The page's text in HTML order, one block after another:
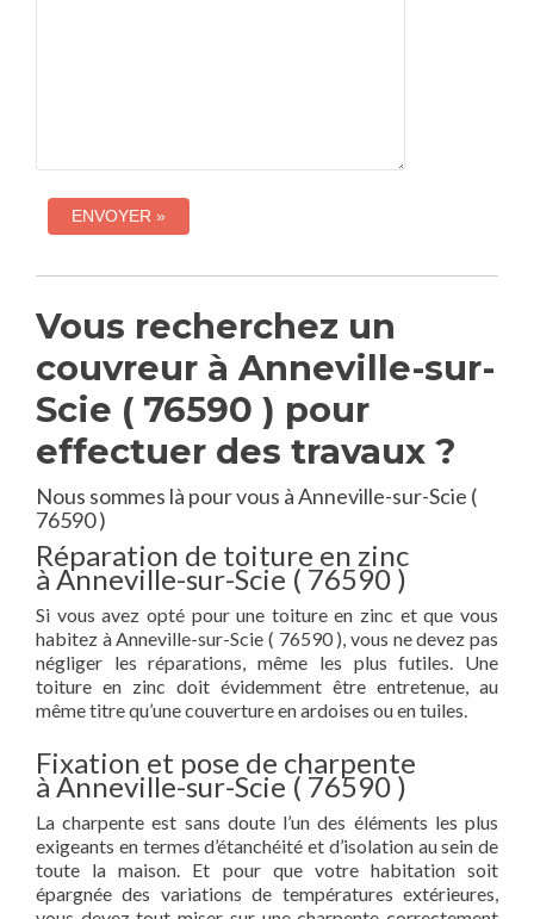
Vous recherchez un
couvreur à Anneville-sur-
Scie ( 76590 ) pour
effectuer des travaux ?
Nous sommes là pour vous à Anneville-sur-Scie (
76590 )
Réparation de toiture en zinc
à Anneville-sur-Scie ( 76590 )
Si vous avez opté pour une toiture en zinc et que vous
habitez à Anneville-sur-Scie ( 76590 ), vous ne devez pas
négliger les réparations, même les plus futiles. Une
toiture en zinc doit évidemment être entretenue, au
même titre qu’une couverture en ardoises ou en tuiles.
Fixation et pose de charpente
à Anneville-sur-Scie ( 76590 )
La charpente est sans doute l’un des éléments les plus
exigeants en termes d’étanchéité et d’isolation au sein de
toute la maison. Et pour que votre habitation soit
épargnée des variations de températures extérieures,